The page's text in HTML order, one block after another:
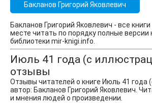
Бакланов Григорий Яковлевич
Бакланов Григорий Яковлевич - все
месте читать по порядку полные версии
библиотеки mir-knigi.info.
Июль 41 года (с
отзывы
Отзывы читателей о книге Июль 41 года
автор: Бакланов Григорий Яковлевич.
и мнения людей о произведении.